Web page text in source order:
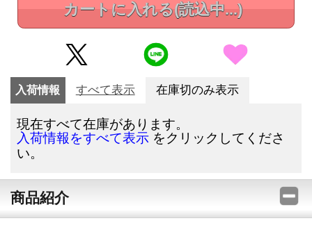
カートに入れる(読込中...)
入荷情報 すべて表示 在庫切のみ表示
現在すべて在庫があります。
入荷情報をすべて表示 をクリックしてくださ
い。
商品紹介